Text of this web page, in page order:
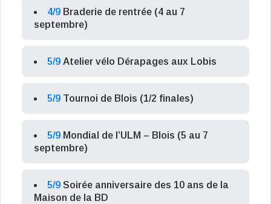
4/9 Braderie de rentrée (4 au 7
septembre)
5/9 Atelier vélo Dérapages aux Lobis
5/9 Tournoi de Blois (1/2 finales)
5/9 Mondial de l’ULM – Blois (5 au 7
septembre)
5/9 Soirée anniversaire des 10 ans de la
Maison de la BD